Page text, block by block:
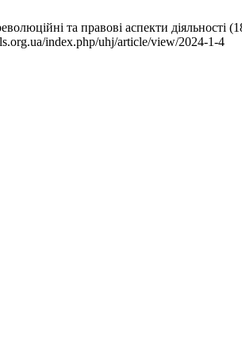
та правові аспекти
index.php/uhj/article/view/2024-1-4